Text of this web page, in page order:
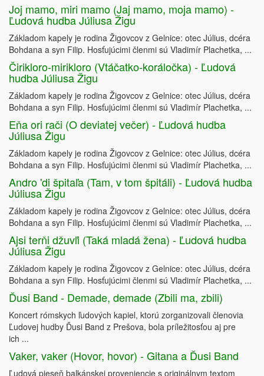
Joj mamo, miri mamo (Jaj mamo, moja mamo) -
Ľudová hudba Júliusa Žigu
Základom kapely je rodina Žigovcov z Gelnice: otec Július, dcéra
Bohdana a syn Filip. Hosťujúcimi členmi sú Vladimír Plachetka, ...
Čirikloro-mirikloro (Vtáčatko-koráločka) - Ľudová
hudba Júliusa Žigu
Základom kapely je rodina Žigovcov z Gelnice: otec Július, dcéra
Bohdana a syn Filip. Hosťujúcimi členmi sú Vladimír Plachetka, ...
Eňa ori rači (O deviatej večer) - Ľudová hudba
Júliusa Žigu
Základom kapely je rodina Žigovcov z Gelnice: otec Július, dcéra
Bohdana a syn Filip. Hosťujúcimi členmi sú Vladimír Plachetka, ...
Andro 'di špitaľa (Tam, v tom špitáli) - Ľudová hudba
Júliusa Žigu
Základom kapely je rodina Žigovcov z Gelnice: otec Július, dcéra
Bohdana a syn Filip. Hosťujúcimi členmi sú Vladimír Plachetka, ...
Ajsi terňi džuvľi (Taká mladá žena) - Ľudová hudba
Júliusa Žigu
Základom kapely je rodina Žigovcov z Gelnice: otec Július, dcéra
Bohdana a syn Filip. Hosťujúcimi členmi sú Vladimír Plachetka, ...
Ďusi Band - Demade, demade (Zbili ma, zbili)
Koncert rómskych ľudových kapiel, ktorú zorganizovali členovia
Ľudovej hudby Ďusi Band z Prešova, bola príležitosťou aj pre
ich ...
Vaker, vaker (Hovor, hovor) - Gitana a Ďusi Band
Ľudová pieseň balkánskej proveniencie s originálnym textom